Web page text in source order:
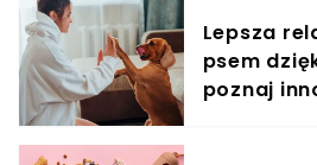
tragedii.
Lepsza
psem
poznaj